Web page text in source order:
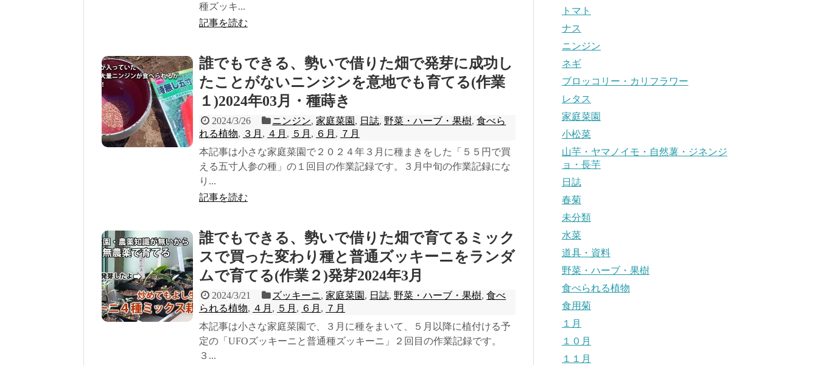
種ズッキ...
記事を読む
誰でもできる、勢いで借りた畑で発芽に成功し
たことがないニンジンを意地でも育てる(作業
１)2024年03月・種蒔き
2024/3/26 ニンジン,家庭菜園 , 日誌, 野菜・ハーブ・果樹,食べら
れる植物, ３月 , ４月 , ５月 , ６月 , ７月
本記事は小さな家庭菜園で２０２４年３月に種まきをした「５５円で買
える五寸人参の種」の１回目の作業記録です。３月中旬の作業記録にな
り...
記事を読む
誰でもできる、勢いで借りた畑で育てるミック
スで買った変わり種と普通ズッキーニをランダ
ムで育てる(作業２)発芽2024年3月
2024/3/21 ズッキーニ,家庭菜園 , 日誌, 野菜・ハーブ・果樹,食べ
られる植物, ４月 , ５月 , ６月 , ７月
本記事は小さな家庭菜園で、３月に種をまいて、５月以降に植付ける予
定の「UFOズッキーニと普通種ズッキーニ」２回目の作業記録です。
３...
トマト
ナス
ニンジン
ネギ
ブロッコリー・カリフラワー
レタス
家庭菜園
小松菜
山芋・ヤマノイモ・自然薯・ジネンジ
ョ・長芋
日誌
春菊
未分類
水菜
道具・資料
野菜・ハーブ・果樹
食べられる植物
食用菊
１月
１０月
１１月